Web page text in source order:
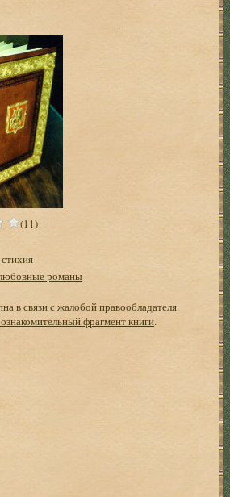
(11)
романы
в связи с жалобой правообладателя.
фрагмент книги.